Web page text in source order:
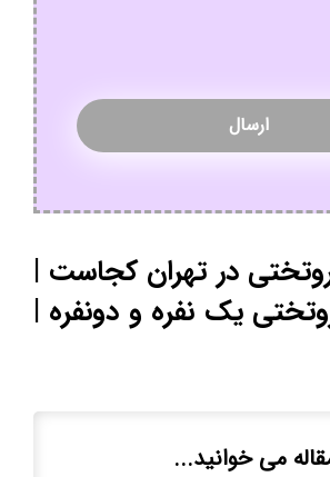
در تهران کجاست |
یک نفره و دونفره |
می خوانید...